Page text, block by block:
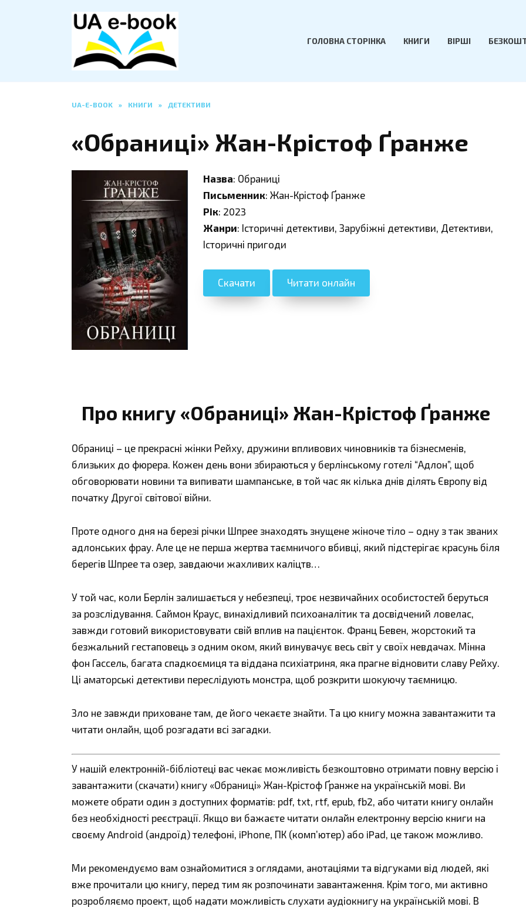
ГОЛОВНА СТОРІНКА КНИГИ ВІРШІ
UA-E-BOOK » КНИГИ » ДЕТЕКТИВИ
«Обраниці» Жан-Крістоф Ґранже
Назва: Обраниці
Письменник: Жан-Крістоф Ґранже
Рік: 2023
Жанри: Історичні детективи, Зарубіжні детективи, Детективи,
Історичні пригоди
Скачати Читати онлайн
Про книгу «Обраниці» Жан-Крістоф Ґранже
Обраниці – це прекрасні жінки Рейху, дружини впливових чиновників та бізнесменів,
близьких до фюрера. Кожен день вони збираються у берлінському готелі “Адлон”, щоб
обговорювати новини та випивати шампанське, в той час як кілька днів ділять Європу від
початку Другої світової війни.
Проте одного дня на березі річки Шпрее знаходять знущене жіноче тіло – одну з так званих
адлонських фрау. Але це не перша жертва таємничого вбивці, який підстерігає красунь біля
берегів Шпрее та озер, завдаючи жахливих каліцтв…
У той час, коли Берлін залишається у небезпеці, троє незвичайних особистостей беруться
за розслідування. Саймон Краус, винахідливий психоаналітик та досвідчений ловелас,
завжди готовий використовувати свій вплив на пацієнток. Франц Бевен, жорстокий та
безжальний гестаповець з одним оком, який винувачує весь світ у своїх невдачах. Мінна
фон Гассель, багата спадкоємиця та віддана психіатриня, яка прагне відновити славу Рейху.
Ці аматорські детективи переслідують монстра, щоб розкрити шокуючу таємницю.
Зло не завжди приховане там, де його чекаєте знайти. Та цю книгу можна завантажити та
читати онлайн, щоб розгадати всі загадки.
У нашій електронній-бібліотеці вас чекає можливість безкоштовно отримати повну версію і
завантажити (скачати) книгу «Обраниці» Жан-Крістоф Ґранже на українській мові. Ви
можете обрати один з доступних форматів: pdf, txt, rtf, epub, fb2, або читати книгу онлайн
без необхідності реєстрації. Якщо ви бажаєте читати онлайн електронну версію книги на
своєму Android (андроїд) телефоні, iPhone, ПК (комп’ютер) або iPad, це також можливо.
Ми рекомендуємо вам ознайомитися з оглядами, анотаціями та відгуками від людей, які
вже прочитали цю книгу, перед тим як розпочинати завантаження. Крім того, ми активно
розробляємо проект, щоб надати можливість слухати аудіокнигу на українській мові. В